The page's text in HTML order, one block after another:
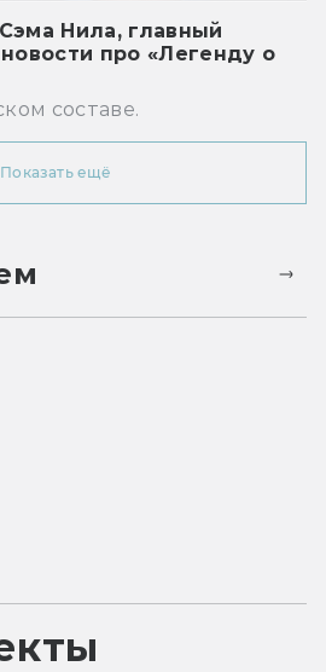
Нила, главный
про «Легенду о
составе.
Показать ещё